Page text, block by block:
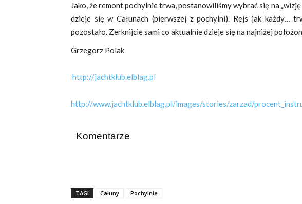
Jako, że remont pochylnie trwa, postanowiliśmy wybrać się na
dzieje się w Całunach (pierwszej z pochylni). Rejs jak każdy…
pozostało. Zerknijcie sami co aktualnie dzieje się na najniżej
Grzegorz Polak
http://jachtklub.elblag.pl
http://www.jachtklub.elblag.pl/images/stories/zarzad/
Komentarze
TAGI Całuny Pochylnie